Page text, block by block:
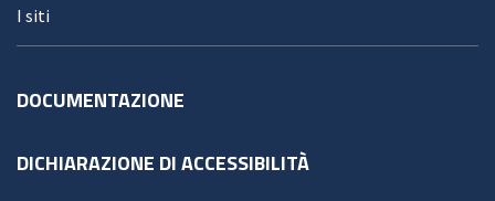
I siti
DOCUMENTAZIONE
DICHIARAZIONE DI ACCESSIBILITÀ